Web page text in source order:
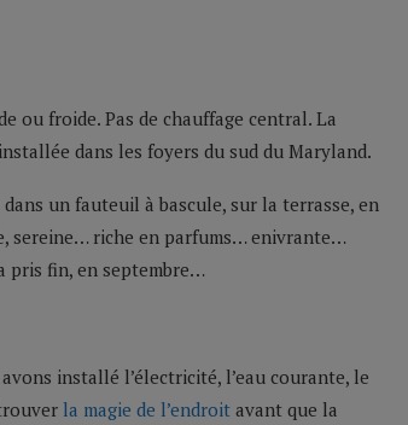
ou froide. Pas de chauffage central. La
dans les foyers du sud du Maryland.
dans un fauteuil à bascule, sur la terrasse, en
sereine… riche en parfums… enivrante…
pris fin, en septembre…
installé l’électricité, l’eau courante, le
la magie de l’endroit avant que la